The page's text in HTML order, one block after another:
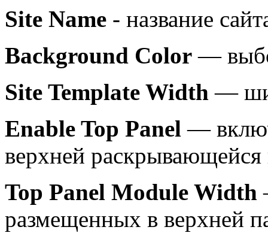
Site Name - название
Background Color —
Site Template Width —
Enable Top Panel —
верхней раскрывающейся
Top Panel Module Width
размещенных в верхней